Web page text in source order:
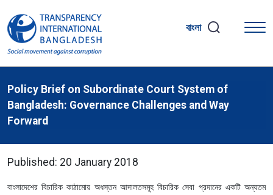
বাংলা
Policy Brief on Subordinate Court System of
Bangladesh: Governance Challenges and Way
Forward
Published: 20 January 2018
বাংলাদেশের বিচারিক কাঠামোয় অধস্তন আদালতসমূহ বিচারিক সেবা প্রদানের একটি অন্যতম